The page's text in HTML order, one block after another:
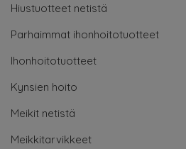
Hiustuotteet netistä
Parhaimmat ihonhoitotuotteet
Ihonhoitotuotteet
Kynsien hoito
Meikit netistä
Meikkitarvikkeet